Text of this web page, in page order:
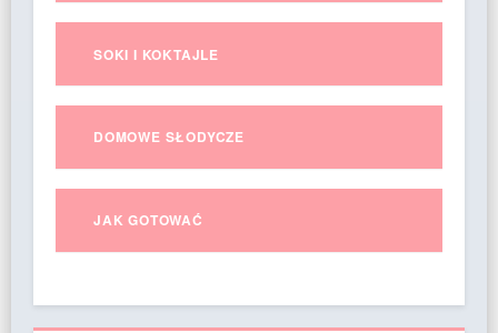
SOKI I KOKTAJLE
DOMOWE SŁODYCZE
JAK GOTOWAĆ